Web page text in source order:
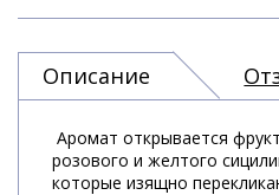
Описание
Аромат открывается
розового и желтого
которые изящно